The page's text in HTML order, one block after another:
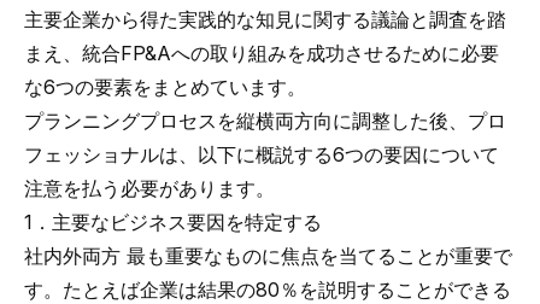
主要企業から得た実践的な知見に関する議論と調査を踏
まえ、統合FP&Aへの取り組みを成功させるために必要
な6つの要素をまとめています。
プランニングプロセスを縦横両方向に調整した後、プロ
フェッショナルは、以下に概説する6つの要因について
注意を払う必要があります。
1．主要なビジネス要因を特定する
社内外両方 最も重要なものに焦点を当てることが重要で
す。たとえば企業は結果の80％を説明することができる